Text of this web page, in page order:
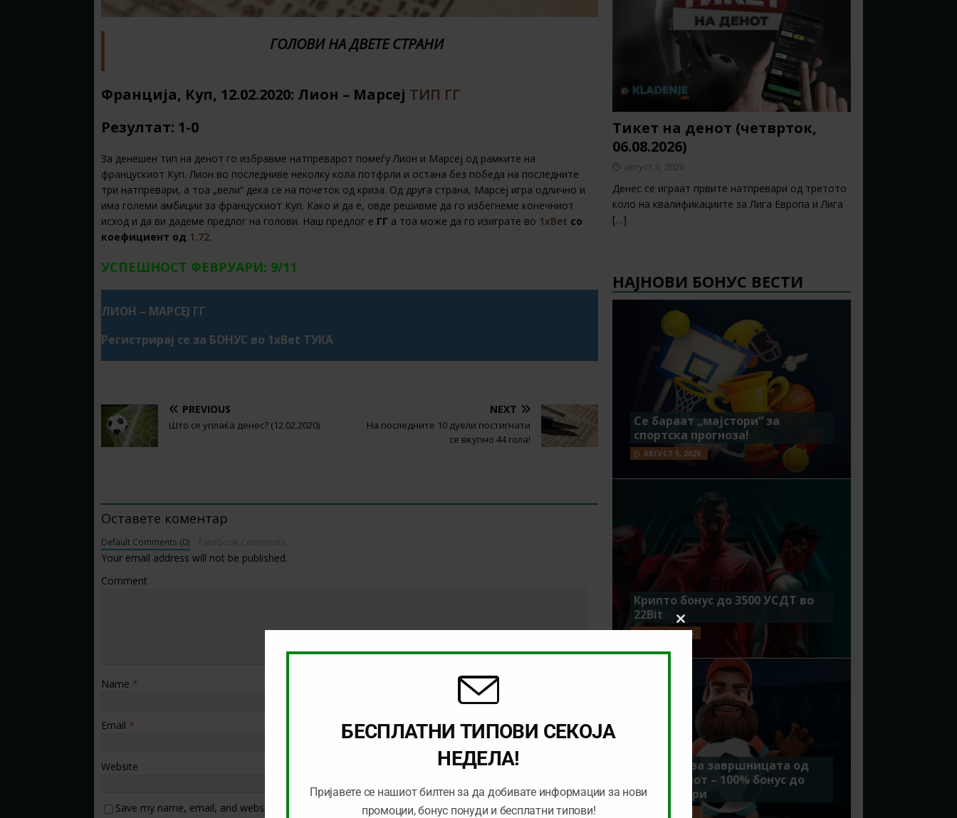
ГОЛОВИ НА ДВЕТЕ СТРАНИ
Франција, Куп, 12.02.2020: Лион – Марсеј ТИП ГГ
Резултат: 1-0
За денешен тип на денот го избравме натпреварот помеѓу Лион и Марсеј од рамките на
францускиот Куп. Лион во последниве неколку кола потфрли и остана без победа на последните
три натпревари, а тоа „вели“ дека се на почеток од криза. Од друга страна, Марсеј игра одлично и
има големи амбиции за францускиот Куп. Како и да е, овде решивме да го избегнеме конечниот
исход и да ви дадеме предлог на голови. Наш предлог е ГГ а тоа може да го изиграте во 1xBet со
коефициент од 1.72.
УСПЕШНОСТ ФЕВРУАРИ: 9/11
ЛИОН – МАРСЕЈ ГГ
Регистрирај се за БОНУС во 1xBet ТУКА
PREVIOUS
Што се уплаќа денес? (12.02.2020)
NEXT
На последните 10 дуели постигнати
се вкупно 44 гола!
Оставете коментар
Default Comments (0)
Your email address will not be published.
Comment
Name *
Email *
Website
Save my name, email, and website in this browser for the next time I comment.
Тикет на денот (четврток,
06.08.2026)
август 6, 2026
Денес се играат првите натпревари од третото
коло на квалификациите за Лига Европа и Лига
[…]
НАЈНОВИ БОНУС ВЕСТИ
Се бараат „мајстори“ за
спортска прогноза!
АВГУСТ 5, 2026
Крипто бонус до 3500 УСДТ во
22Bit
ЈУЛИ 29, 2026
Идеално за завршницата од
Мундијалот – 100% бонус до
7500 денари
ЈУЛИ 15, 2026
Close
this
БЕСПЛАТНИ ТИПОВИ СЕКОЈА
НЕДЕЛА!
Пријавете се нашиот билтен за да добивате информации за нови
промоции, бонус понуди и бесплатни типови!